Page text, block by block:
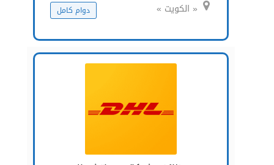
« الكويت » دوام كامل